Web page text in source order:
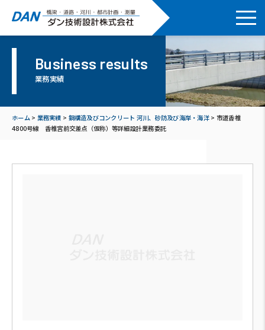
Business results
業務実績
ホーム> 業務実績 > 鋼構造及びコンクリート 河川、砂防及び海岸・海洋> 市道香椎
4800号線 香椎宮前交差点（仮称）等詳細設計業務委託